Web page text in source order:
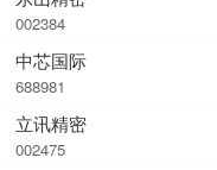
002384
中芯国际
688981
立讯精密
002475